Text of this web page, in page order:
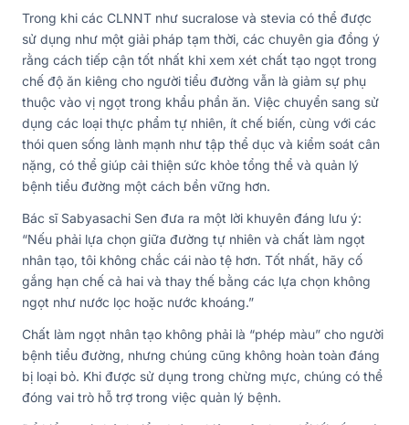
Trong khi các CLNNT như sucralose và stevia có thể được
sử dụng như một giải pháp tạm thời, các chuyên gia đồng ý
rằng cách tiếp cận tốt nhất khi xem xét chất tạo ngọt trong
chế độ ăn kiêng cho người tiểu đường vẫn là giảm sự phụ
thuộc vào vị ngọt trong khẩu phần ăn. Việc chuyển sang sử
dụng các loại thực phẩm tự nhiên, ít chế biến, cùng với các
thói quen sống lành mạnh như tập thể dục và kiểm soát cân
nặng, có thể giúp cải thiện sức khỏe tổng thể và quản lý
bệnh tiểu đường một cách bền vững hơn.
Bác sĩ Sabyasachi Sen đưa ra một lời khuyên đáng lưu ý:
“Nếu phải lựa chọn giữa đường tự nhiên và chất làm ngọt
nhân tạo, tôi không chắc cái nào tệ hơn. Tốt nhất, hãy cố
gắng hạn chế cả hai và thay thế bằng các lựa chọn không
ngọt như nước lọc hoặc nước khoáng.”
Chất làm ngọt nhân tạo không phải là “phép màu” cho người
bệnh tiểu đường, nhưng chúng cũng không hoàn toàn đáng
bị loại bỏ. Khi được sử dụng trong chừng mực, chúng có thể
đóng vai trò hỗ trợ trong việc quản lý bệnh.